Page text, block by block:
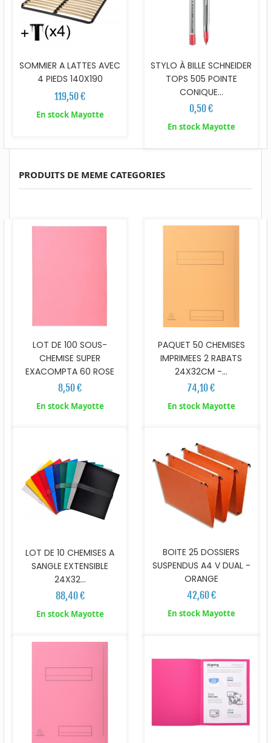
SOMMIER A LATTES AVEC
4 PIEDS 140X190
119,50 €
En stock Mayotte
STYLO À BILLE SCHNEIDER
TOPS 505 POINTE
CONIQUE...
0,50 €
En stock Mayotte
PRODUITS DE MEME CATEGORIES
LOT DE 100 SOUS-
CHEMISE SUPER
EXACOMPTA 60 ROSE
8,50 €
En stock Mayotte
PAQUET 50 CHEMISES
IMPRIMEES 2 RABATS
24X32CM -...
74,10 €
En stock Mayotte
LOT DE 10 CHEMISES A
SANGLE EXTENSIBLE
24X32...
88,40 €
En stock Mayotte
BOITE 25 DOSSIERS
SUSPENDUS A4 V DUAL -
ORANGE
42,60 €
En stock Mayotte